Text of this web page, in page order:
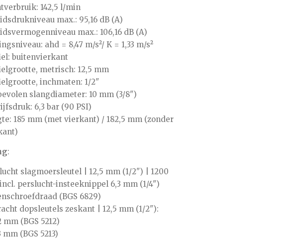
142,5 l/min
max.: 95,16 dB (A)
max.: 106,16 dB (A)
ahd = 8,47 m/s²/ K = 1,33 m/s²
buitenvierkant
metrisch: 12,5 mm
inchmaten: 1/2"
slangdiameter: 10 mm (3/8")
6,3 bar (90 PSI)
185 mm (met vierkant) / 182,5 mm (zonder
:
slagmoersleutel | 12,5 mm (1/2") | 1200
perslucht-insteeknippel 6,3 mm (1/4")
(BGS 6829)
dopsleutels zeskant | 12,5 mm (1/2"):
mm (BGS 5212)
mm (BGS 5213)